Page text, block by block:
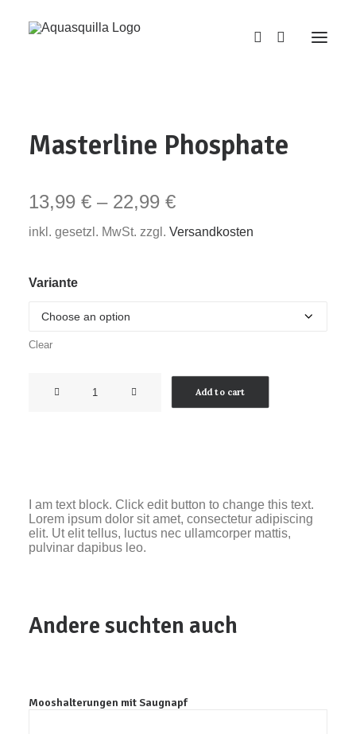
Masterline Phosphate
13,99 € – 22,99 €
inkl. gesetzl. MwSt. zzgl. Versandkosten
Variante
Clear
Add to cart
I am text block. Click edit button to change this text.
Lorem ipsum dolor sit amet, consectetur adipiscing
elit. Ut elit tellus, luctus nec ullamcorper mattis,
pulvinar dapibus leo.
Andere suchten auch
Mooshalterungen mit Saugnapf